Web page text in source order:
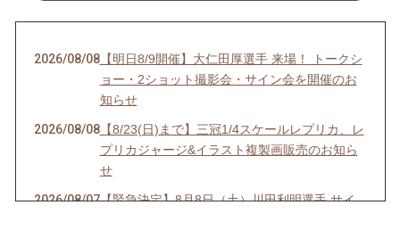
2026/08/08【明日8/9開催】大仁田厚選手 来場！ トークシ
ョー・2ショット撮影会・サイン会を開催のお
知らせ
2026/08/08【8/23(日)まで】三冠1/4スケールレプリカ、レ
プリカジャージ&イラスト複製画販売のお知ら
せ
2026/08/07【緊急決定】8月8日（土）川田利明選手 サイ